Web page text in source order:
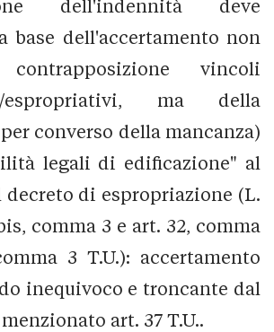
dell'indennità deve
base dell'accertamento non
vincoli
espropriativi, ma della
converso della mancanza)
legali di edificazione" al
decreto di espropriazione (L.
comma 3 e art. 32, comma
3 T.U.): accertamento
inequivoco e troncante dal
art. 37 T.U..